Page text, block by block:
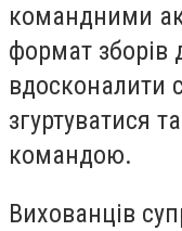
командними
формат зборів
вдосконалити
згуртуватися
командою.
Вихованців